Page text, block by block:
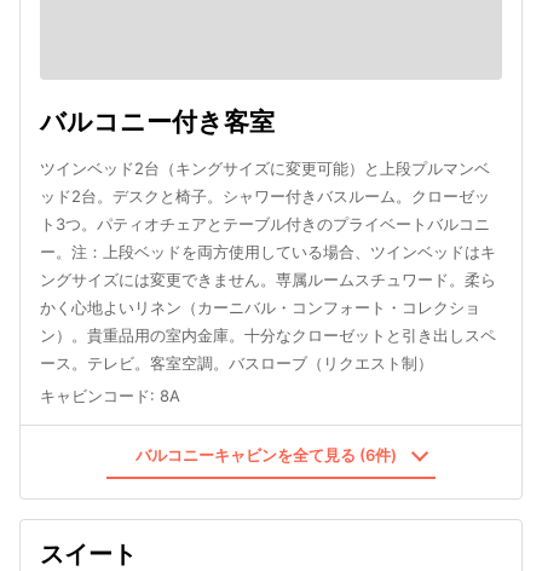
バルコニー付き客室
ツインベッド2台（キングサイズに変更可能）と上段プルマンベ
ッド2台。デスクと椅子。シャワー付きバスルーム。クローゼッ
ト3つ。パティオチェアとテーブル付きのプライベートバルコニ
ー。注：上段ベッドを両方使用している場合、ツインベッドはキ
ングサイズには変更できません。専属ルームスチュワード。柔ら
かく心地よいリネン（カーニバル・コンフォート・コレクショ
ン）。貴重品用の室内金庫。十分なクローゼットと引き出しスペ
ース。テレビ。客室空調。バスローブ（リクエスト制）
キャビンコード: 8A
バルコニーキャビンを全て見る (6件)
スイート